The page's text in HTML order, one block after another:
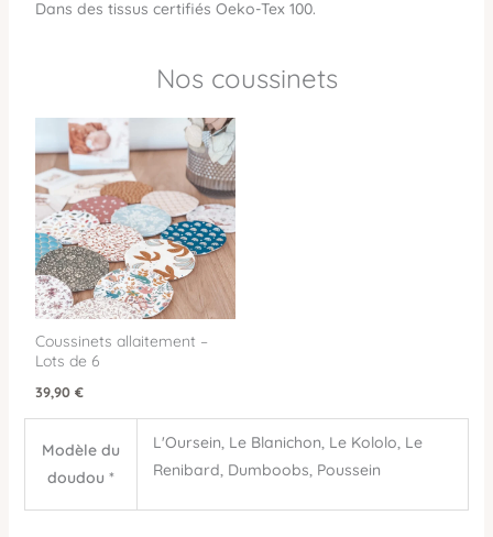
Dans des tissus certifiés Oeko-Tex 100.
Nos coussinets
Coussinets allaitement –
Lots de 6
39,90 €
Modèle du
doudou *
L'Oursein, Le Blanichon, Le Kololo, Le
Renibard, Dumboobs, Poussein